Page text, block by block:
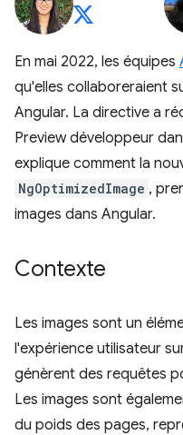
En mai 2022, les équipes
qu'elles collaboreraient
Angular. La directive a
Preview développeur
explique comment la
NgOptimizedImage ,
images dans Angular.
Contexte
Les images sont un
l'expérience utilisateur
génèrent des requêtes
Les images sont
du poids des pages,